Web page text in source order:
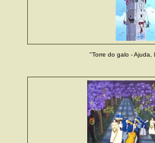
"Torre do galo - Ajuda,